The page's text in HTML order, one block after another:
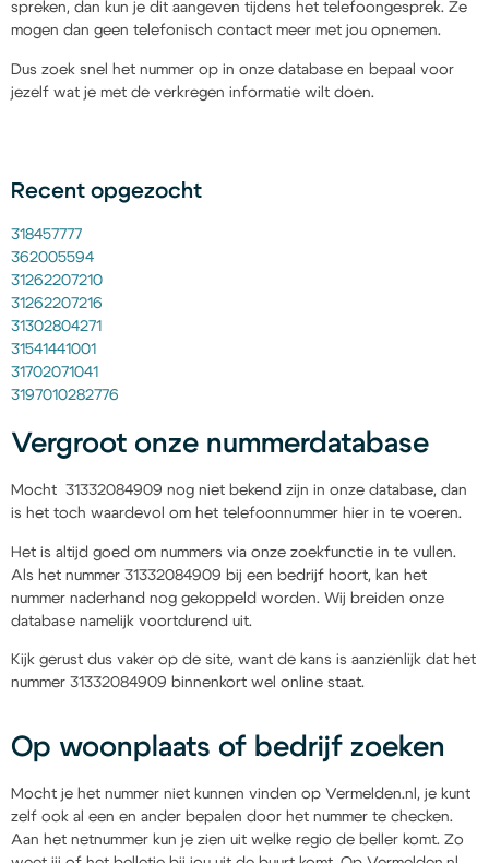
spreken, dan kun je dit aangeven tijdens het telefoongesprek. Ze
mogen dan geen telefonisch contact meer met jou opnemen.
Dus zoek snel het nummer op in onze database en bepaal voor
jezelf wat je met de verkregen informatie wilt doen.
Recent opgezocht
318457777
362005594
31262207210
31262207216
31302804271
31541441001
31702071041
3197010282776
Vergroot onze nummerdatabase
Mocht 31332084909 nog niet bekend zijn in onze database, dan
is het toch waardevol om het telefoonnummer hier in te voeren.
Het is altijd goed om nummers via onze zoekfunctie in te vullen.
Als het nummer 31332084909 bij een bedrijf hoort, kan het
nummer naderhand nog gekoppeld worden. Wij breiden onze
database namelijk voortdurend uit.
Kijk gerust dus vaker op de site, want de kans is aanzienlijk dat het
nummer 31332084909 binnenkort wel online staat.
Op woonplaats of bedrijf zoeken
Mocht je het nummer niet kunnen vinden op Vermelden.nl, je kunt
zelf ook al een en ander bepalen door het nummer te checken.
Aan het netnummer kun je zien uit welke regio de beller komt. Zo